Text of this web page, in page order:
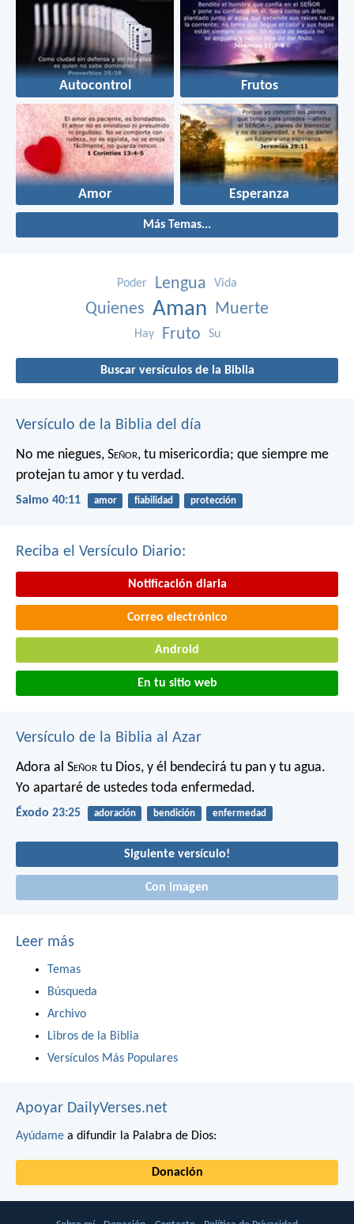
Autocontrol Frutos
Amor Esperanza
Más Temas...
Poder Lengua Vida
Quienes Aman Muerte
Hay Fruto Su
Buscar versículos de la Biblia
Versículo de la Biblia del día
No me niegues, Señor, tu misericordia; que siempre me
protejan tu amor y tu verdad.
Salmo 40:11 amor fiabilidad protección
Reciba el Versículo Diario:
Notificación diaria
Correo electrónico
Android
En tu sitio web
Versículo de la Biblia al Azar
Adora al Señor tu Dios, y él bendecirá tu pan y tu agua.
Yo apartaré de ustedes toda enfermedad.
Éxodo 23:25 adoración bendición enfermedad
Siguiente versículo!
Con imagen
Leer más
Temas
Búsqueda
Archivo
Libros de la Biblia
Versículos Más Populares
Apoyar DailyVerses.net
Ayúdame a difundir la Palabra de Dios:
Donación